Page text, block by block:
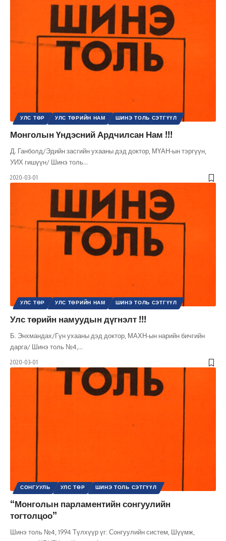
УЛС ТӨР УЛС ТӨРИЙН НАМ ШИНЭ ТОЛЬ СЭТГҮҮЛ
Монголын Үндэсний Ардчилсан Нам !!!
Д. Ганболд/Эдийн засгийн ухааны дэд доктор, МҮАН-ын тэргүүн,
УИХ гишүүн/ Шинэ толь…
2020-03-01
УЛС ТӨР УЛС ТӨРИЙН НАМ ШИНЭ ТОЛЬ СЭТГҮҮЛ
Улс төрийн намуудын дүгнэлт !!!
Б. Энхмандах/Гүн ухааны дэд доктор, МАХН-ын нарийн бичгийн
дарга/ Шинэ толь №4, …
2020-03-01
СОНГУУЛЬ УЛС ТӨР ШИНЭ ТОЛЬ СЭТГҮҮЛ
“Монголын парламентийн сонгуулийн
тогтолцоо”
Шинэ толь №4, 1994 Түлхүүр үг: Сонгуулийн систем, Шүүмж,